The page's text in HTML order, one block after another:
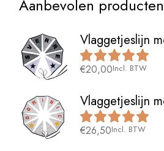
Aanbevolen producten
Vlaggetjeslijn
€20,00Incl. BTW
Vlaggetjeslijn
€26,50Incl. BTW